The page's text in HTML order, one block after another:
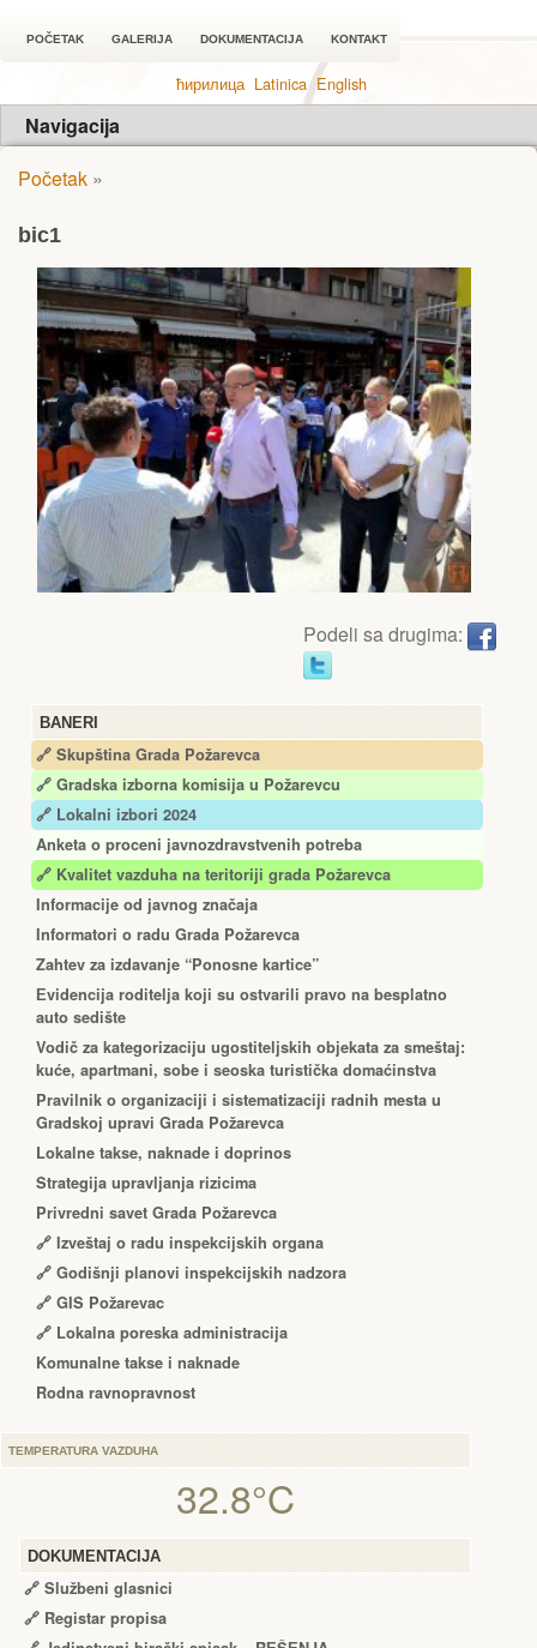
POČETAK GALERIJA DOKUMENTACIJA KONTAKT
ћирилица Latinica English
Navigacija
BANERI
🔗 Skupština Grada Požarevca
🔗 Gradska izborna komisija u Požarevcu
🔗 Lokalni izbori 2024
Anketa o proceni javnozdravstvenih potreba
🔗 Kvalitet vazduha na teritoriji grada Požarevca
Informacije od javnog značaja
Informatori o radu Grada Požarevca
Zahtev za izdavanje “Ponosne kartice”
Еvidencija roditelja koji su ostvarili pravo na besplatno
auto sedište
Vodič za kategorizaciju ugostiteljskih objekata za smeštaj:
kuće, apartmani, sobe i seoska turistička domaćinstva
Pravilnik o organizaciji i sistematizaciji radnih mesta u
Gradskoj upravi Grada Požarevca
Lokalne takse, naknade i doprinos
Strategija upravljanja rizicima
Privredni savet Grada Požarevca
🔗 Izveštaj o radu inspekcijskih organa
🔗 Godišnji planovi inspekcijskih nadzora
🔗 GIS Požarevac
🔗 Lokalna poreska administracija
Komunalne takse i naknade
Rodna ravnopravnost
Početak »
bic1
Podeli sa drugima:
TEMPERATURA VAZDUHA
32.8°C
DOKUMENTACIJA
🔗 Službeni glasnici
🔗 Registar propisa